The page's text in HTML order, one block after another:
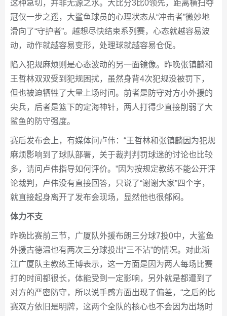
这种急切，并非无源之水。大比分3比0领先，距离横扫夺
冠仅一步之遥，大鲨鱼球员的心理状态从“冲击者”微妙地
滑向了“守护者”。越想尽快结束系列赛，心态就越容易波
动，动作就越容易变形，处理球就越容易仓促。
陷入犯规麻烦则是心态波动的另一面镜像。昨晚张镇麟和
王哲林双双受到犯规困扰，虽然身背4次犯规没被罚下，
但也被迫牺牲了大量上场时间。前者是防守对方小外援的
尖兵，后者是篮下的定海神针，两人打得少直接削弱了大
鲨鱼的防守强度。
赛后发布会上，有媒体问卢伟：“王哲林和张镇麟因为犯规
麻烦影响到了球队部署，关于裁判判罚球迷的讨论也比较
多，请问卢伟指导如何评价。”因为按规定教练不能公开评
论裁判，卢伟没有直接回答，只说了“谢谢大家”四个字，
就直接起身离开了发布会现场，显然他也很郁闷。
体力不支
昨晚比赛前三节，广厦队外援布朗三分球7投0中，大鲨鱼
外援古德温也有两次三分球投出“三不沾”的情况。对此浙
江广厦队主教练王博表示，这一方面是因为两人每场比赛
打的时间都很长，体能受到一定影响，另外就是都遭到了
对方的严密防守，所以说手感方面出现了偏差，“之后的比
赛双方依旧是明牌，这两个全队的核心也不会因为出场时